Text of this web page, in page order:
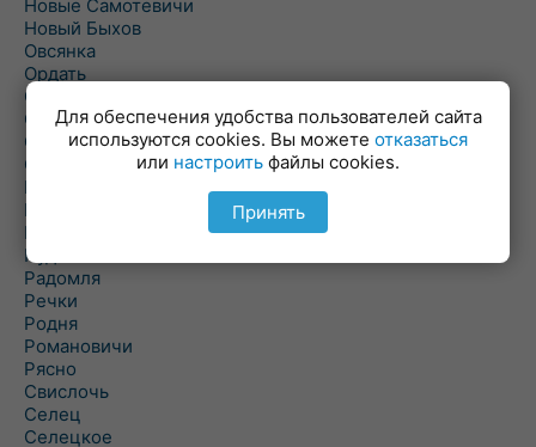
Новые Самотевичи
Новый Быхов
Овсянка
Ордать
Ореховка
Осиновка
Осиповичи
Осово
Павловичи
Паршино
Петуховка
Пудовня
Радомля
Речки
Родня
Романовичи
Рясно
Свислочь
Селец
Селецкое
Для обеспечения удобства пользователей сайта
используются cookies. Вы можете отказаться
или настроить файлы cookies.
Принять